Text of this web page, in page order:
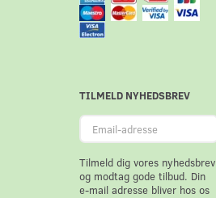
TILMELD NYHEDSBREV
Email-
adresse
Tilmeld dig vores nyhedsbrev
og modtag gode tilbud. Din
e-mail adresse bliver hos os